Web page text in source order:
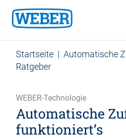
Startseite | Automatische
Ratgeber
WEBER-Technologie
Automatische
funktioniert’s